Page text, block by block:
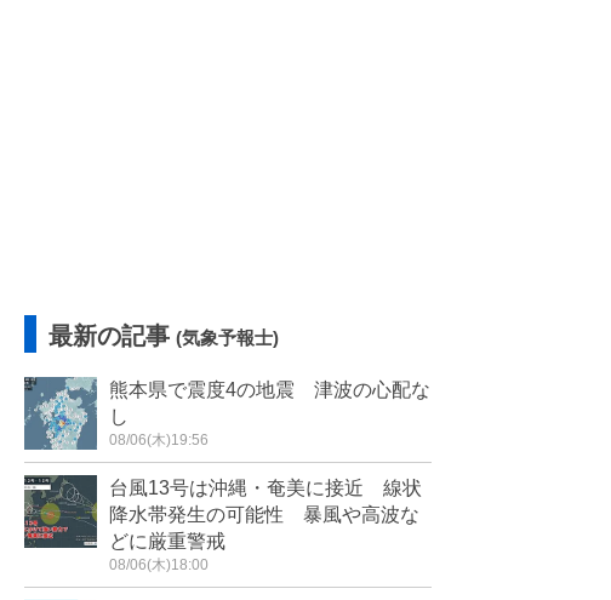
最新の記事 (気象予報士)
熊本県で震度4の地震 津波の心配な
し
08/06(木)19:56
台風13号は沖縄・奄美に接近 線状
降水帯発生の可能性 暴風や高波な
どに厳重警戒
08/06(木)18:00